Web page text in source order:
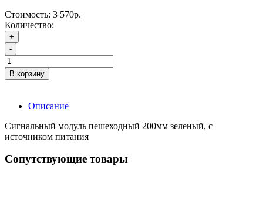
Стоимость: 3 570р.
Количество:
+
-
В корзину
Описание
Сигнальный модуль пешеходный 200мм зеленый, с
источником питания
Сопутствующие товары